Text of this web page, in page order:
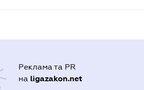
Реклама та PR
на ligazakon.net